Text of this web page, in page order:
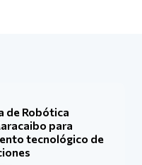
de Robótica
para
tecnológico de